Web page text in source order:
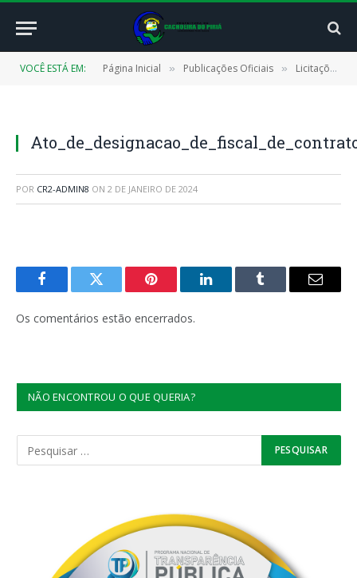
VOCÊ ESTÁ EM: Página Inicial » Publicações Oficiais » Licitações
POR CR2-ADMIN8 ON 2 DE JANEIRO DE 2024
FacebookTwitter Pinterest LinkedInTumblr
E-
Os comentários estão encerrados.
NÃO ENCONTROU O QUE QUERIA?